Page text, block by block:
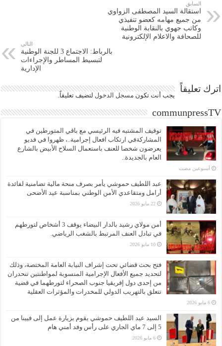
السابق
استقالة السيد المصطفى الزواوي
من جميع مهامه كعضو تنفيذي
وكاتب جهوي بالنقابة الوطنية
للصحافة والاعلام الإلكترونية
التالي
بالرباط: الاجتماع 3 للجنة الوطنية
لتبسيط المساطر والإجراءات
الإدارية
اترك تعليقاً
يجب أنت تكون مسجل الدخول لتضيف تعليقاً.
communpressTV
توقيف المشتبه فيه الرئيسي مع باقي المتورطين في
المشاركةفي ارتكاب افعال إجرامية..، ظهروا في فديو
يعرضون شخصا للعنف باستعمال السلاح الأبيض بالشارع
العام بالجديدة..
‏أسبوعين مضت
عبد اللطيف حموشي يأمر بصرف منحة مالية تضامنية لفائدة
أرامل ومتقاعدي الأمن الوطني بمناسبة عيد الأضحى
22 مايو 2026
أمن مولاي رشيد بالدار البيضاء يوقف 3 أشخاص لتورطهم
في تبادل العنف المرتبط بالشغب الرياضي.
10 مايو 2026
فتح بحث قضائي تحت إشراف النيابة العامة المختصة، وذلك
لتحديد جميع الأفعال الإجرامية المنسوبة لمواطنتين تنحدران
من إحدى دول إفريقيا جنوب الصحراء لتورطهما في قضية
تتعلق بالتهريب الدولي للمخدرات والمؤثرات العقلية
6 مايو 2026
السيد عبد اللطيف حموشي يقوم بزيارة عمل إلى فيينا من
5 إلى 7 ماي الجاري على رأس وفد أمني هام
6 مايو 2026